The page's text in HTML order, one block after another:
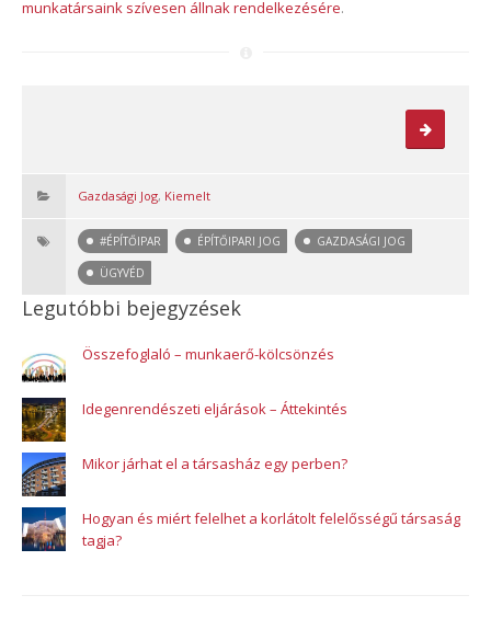
munkatársaink szívesen állnak rendelkezésére.
Gazdasági Jog, Kiemelt
#ÉPÍTŐIPAR ÉPÍTŐIPARI JOG GAZDASÁGI JOG
ÜGYVÉD
Legutóbbi bejegyzések
Összefoglaló – munkaerő-kölcsönzés
Idegenrendészeti eljárások – Áttekintés
Mikor járhat el a társasház egy perben?
Hogyan és miért felelhet a korlátolt felelősségű társaság
tagja?